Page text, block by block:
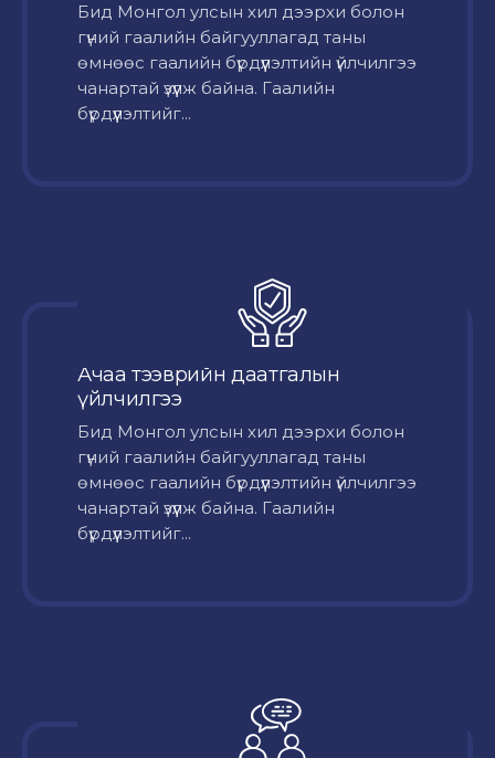
Бид Монгол улсын хил дээрхи болон
гүний гаалийн байгууллагад таны
өмнөөс гаалийн бүрдүүлэлтийн үйлчилгээ
чанартай үзүүлж байна. Гаалийн
бүрдүүлэлтийг...
Ачаа тээврийн даатгалын
үйлчилгээ
Бид Монгол улсын хил дээрхи болон
гүний гаалийн байгууллагад таны
өмнөөс гаалийн бүрдүүлэлтийн үйлчилгээ
чанартай үзүүлж байна. Гаалийн
бүрдүүлэлтийг...